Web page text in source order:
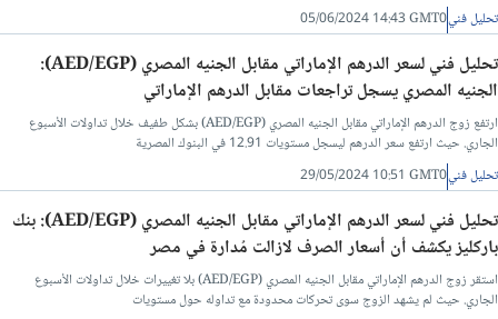
تحليل فني05/06/2024 14:43 GMT0
تحليل فني لسعر الدرهم الإماراتي مقابل الجنيه المصري (AED/EGP):
الجنيه المصري يسجل تراجعات مقابل الدرهم الإماراتي
ارتفع زوج الدرهم الإماراتي مقابل الجنيه المصري (AED/EGP) بشكل طفيف خلال تداولات الأسبوع
الجاري. حيث ارتفع سعر الدرهم ليسجل مستويات 12.91 في البنوك المصرية
تحليل فني29/05/2024 10:51 GMT0
تحليل فني لسعر الدرهم الإماراتي مقابل الجنيه المصري (AED/EGP): بنك
باركليز يكشف أن أسعار الصرف لازالت مُدارة في مصر
استقر زوج الدرهم الإماراتي مقابل الجنيه المصري (AED/EGP) بلا تغييرات خلال تداولات الأسبوع
الجاري. حيث لم يشهد الزوج سوى تحركات محدودة مع تداوله حول مستويات